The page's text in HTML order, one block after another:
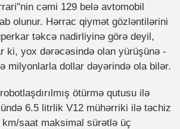
cəmi 129 belə avtomobil
olunur. Hərrac qiymət gözləntilərini
təkcə nadirliyinə görə deyil,
ki, yox dərəcəsində olan yürüşünə -
milyonlarla dollar dəyərində ola bilər.
ötürmə qutusu ilə
6.5 litrlik V12 mühərriki ilə təchiz
saat maksimal sürətlə üç